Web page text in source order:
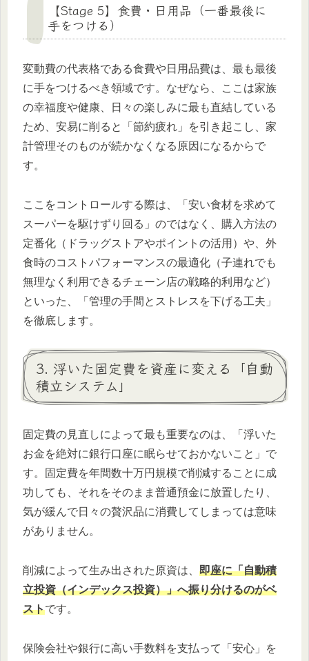
【Stage 5】食費・日用品（一番最後に
手をつける）
変動費の代表格である食費や日用品費は、最も最後
に手をつけるべき領域です。なぜなら、ここは家族
の幸福度や健康、日々の楽しみに最も直結している
ため、安易に削ると「節約疲れ」を引き起こし、家
計管理そのものが続かなくなる原因になるからで
す。
ここをコントロールする際は、「安い食材を求めて
スーパーを駆けずり回る」のではなく、購入方法の
定番化（ドラッグストアやポイントの活用）や、外
食時のコストパフォーマンスの最適化（子連れでも
無理なく利用できるチェーン店の戦略的利用など）
といった、「管理の手間とストレスを下げる工夫」
を徹底します。
3. 浮いた固定費を資産に変える「自動
積立システム」
固定費の見直しによって最も重要なのは、「浮いた
お金を絶対に銀行口座に眠らせておかないこと」で
す。固定費を年間数十万円規模で削減することに成
功しても、それをそのまま普通預金に放置したり、
気が緩んで日々の贅沢品に消費してしまっては意味
がありません。
削減によって生み出された原資は、 即座に「自動積
立投資（インデックス投資）」へ振り分けるのがベ
ストです。
保険会社や銀行に高い手数料を支払って「安心」を